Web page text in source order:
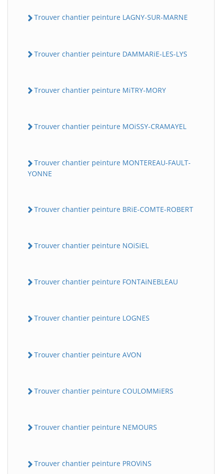
Trouver chantier peinture LAGNY-SUR-MARNE
Trouver chantier peinture DAMMARiE-LES-LYS
Trouver chantier peinture MiTRY-MORY
Trouver chantier peinture MOiSSY-CRAMAYEL
Trouver chantier peinture MONTEREAU-FAULT-
YONNE
Trouver chantier peinture BRiE-COMTE-ROBERT
Trouver chantier peinture NOiSiEL
Trouver chantier peinture FONTAiNEBLEAU
Trouver chantier peinture LOGNES
Trouver chantier peinture AVON
Trouver chantier peinture COULOMMiERS
Trouver chantier peinture NEMOURS
Trouver chantier peinture PROViNS